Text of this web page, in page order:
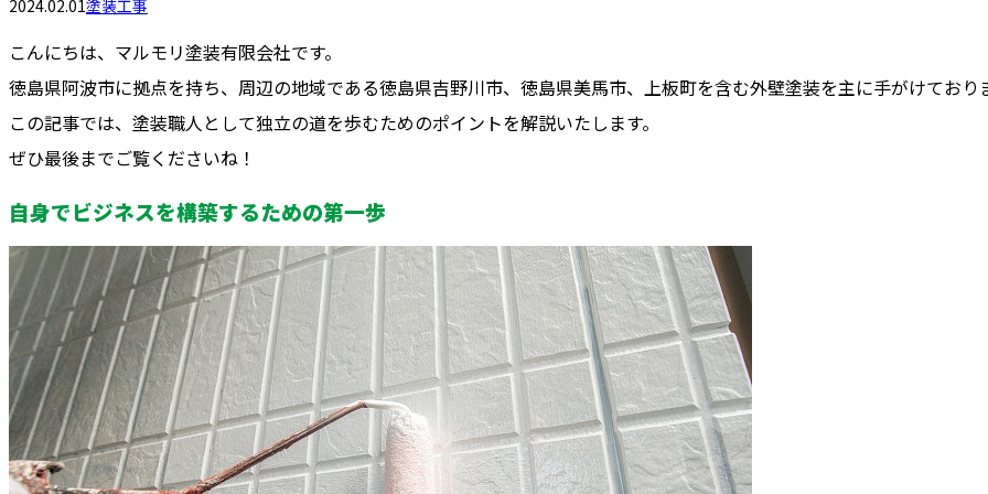
2024.02.01塗装工事
こんにちは、マルモリ塗装有限会社です。
徳島県阿波市に拠点を持ち、周辺の地域である徳島県吉野川市、徳島県美馬市、上板町を含む外壁塗装を主に手がけており
この記事では、塗装職人として独立の道を歩むためのポイントを解説いたします。
ぜひ最後までご覧くださいね！
自身でビジネスを構築するための第一歩